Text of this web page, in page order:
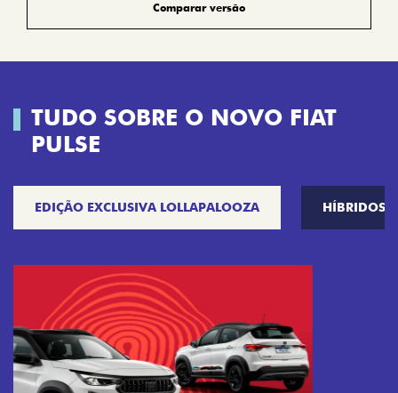
Comparar versão
TUDO SOBRE O NOVO FIAT
PULSE
EDIÇÃO EXCLUSIVA LOLLAPALOOZA HÍBRIDOS